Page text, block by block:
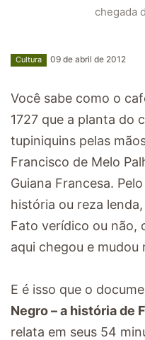
chegada
Cultura 09 de abril de 2012
Você sabe como o
1727 que a planta do
tupiniquins pelas
Francisco de Melo
Guiana Francesa.
história ou reza
Fato verídico ou não,
aqui chegou e mudou
E é isso que o
Negro – a história de
relata em seus 54